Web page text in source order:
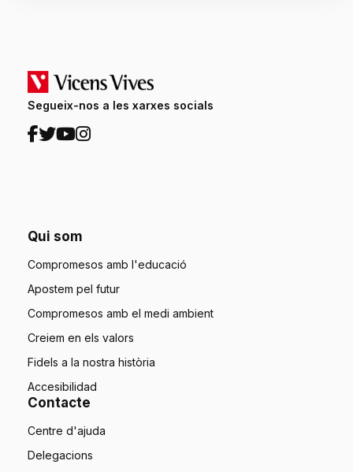
Segueix-nos a les xarxes socials
Qui som
Compromesos amb l'educació
Apostem pel futur
Compromesos amb el medi ambient
Creiem en els valors
Fidels a la nostra història
Accesibilidad
Contacte
Centre d'ajuda
Delegacions